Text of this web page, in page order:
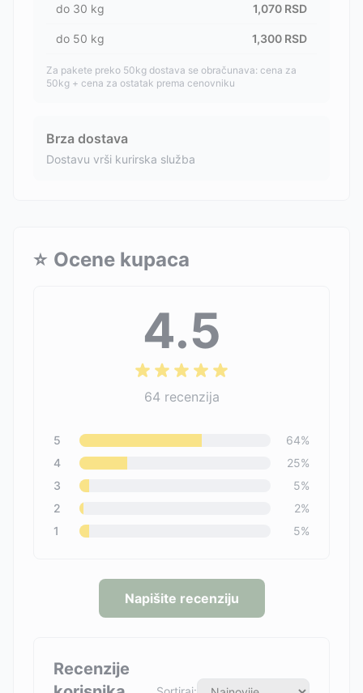
do 30 kg 1,070 RSD
do 50 kg 1,300 RSD
Za pakete preko 50kg dostava se obračunava: cena za
50kg + cena za ostatak prema cenovniku
Brza dostava
Dostavu vrši kurirska služba
⭐ Ocene kupaca
4.5
64 recenzija
5 64%
4
25%
3
5%
2
2%
1
5%
Napišite recenziju
Recenzije